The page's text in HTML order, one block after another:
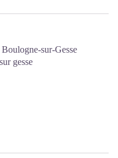
sur-Gesse
gesse